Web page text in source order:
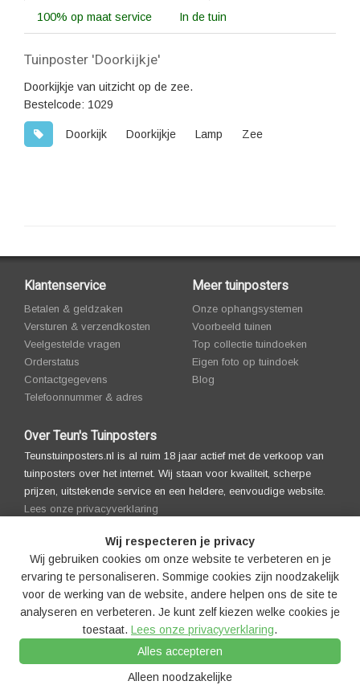
100% op maat service In de tuin
Tuinposter 'Doorkijkje'
Doorkijkje van uitzicht op de zee.
Bestelcode: 1029
Doorkijk Doorkijkje Lamp Zee
Klantenservice
Betalen & geldzaken
Versturen & verzendkosten
Veelgestelde vragen
Orderstatus
Contactgegevens
Telefoonnummer & adres
Meer tuinposters
Onze ophangsystemen
Voorbeeld tuinen
Top collectie tuindoeken
Eigen foto op tuindoek
Blog
Over Teun's Tuinposters
Teunstuinposters.nl is al ruim 18 jaar actief met de verkoop van
tuinposters over het internet. Wij staan voor kwaliteit, scherpe
prijzen, uitstekende service en een heldere, eenvoudige website.
Lees onze privacyverklaring
© 2008-2026 Teun's Tuinposters |Algemenevoorwaarden |
Cookies|Cookie-instellingen
|Partners Sitemap
Wij respecteren je privacy
Wij gebruiken cookies om onze website te verbeteren en je
ervaring te personaliseren. Sommige cookies zijn noodzakelijk
voor de werking van de website, andere helpen ons de site te
analyseren en verbeteren. Je kunt zelf kiezen welke cookies je
toestaat. Lees onze privacyverklaring.
Alles accepteren
Alleen noodzakelijke